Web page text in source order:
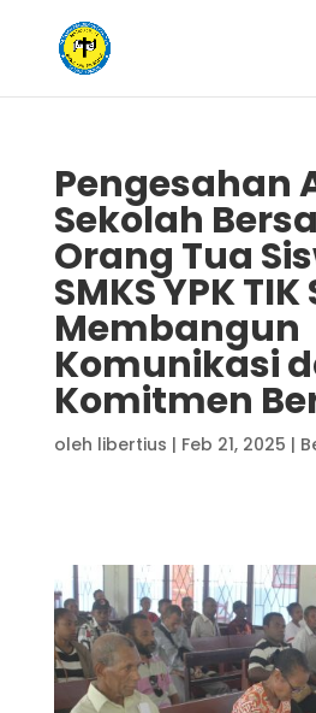
Pengesahan
Sekolah
Orang Tua
SMKS YPK
Membangun
Komunikasi
Komitmen
oleh libertius | Feb 21, 2025 |